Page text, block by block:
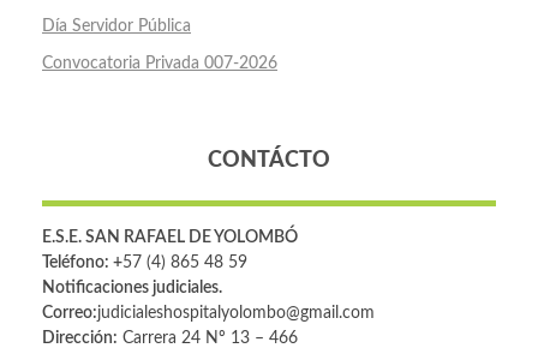
Día Servidor Pública
Convocatoria Privada 007-2026
CONTÁCTO
E.S.E. SAN RAFAEL DE YOLOMBÓ
Teléfono: +57 (4) 865 48 59
Notificaciones judiciales.
Correo:judicialeshospitalyolombo@gmail.com
Dirección: Carrera 24 Nº 13 – 466